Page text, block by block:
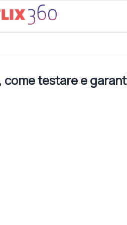
testare e garantire sicurezza e
come testare e